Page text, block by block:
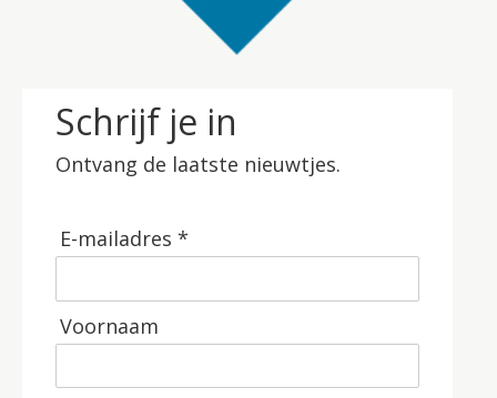
Schrijf je in
Ontvang de laatste nieuwtjes.
E-mailadres *
Voornaam